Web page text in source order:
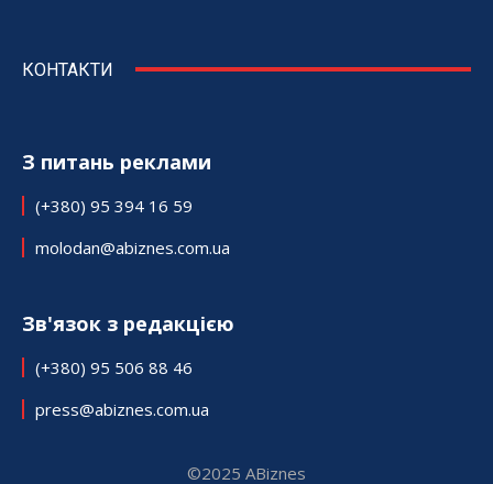
КОНТАКТИ
З питань реклами
(+380) 95 394 16 59
molodan@abiznes.com.ua
Зв'язок з редакцією
(+380) 95 506 88 46
press@abiznes.com.ua
©2025 ABiznes